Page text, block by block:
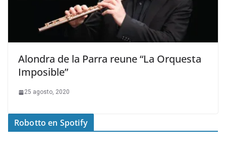
Alondra de la Parra reune “La Orquesta
Imposible”
25 agosto, 2020
Robotto en Spotify